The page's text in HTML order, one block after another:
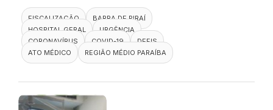
FISCALIZAÇÃO
BARRA DE PIRAÍ
HOSPITAL GERAL
URGÊNCIA
CORONAVÍRUS
COVID-19
DEFIS
ATO MÉDICO
REGIÃO MÉDIO PARAÍBA